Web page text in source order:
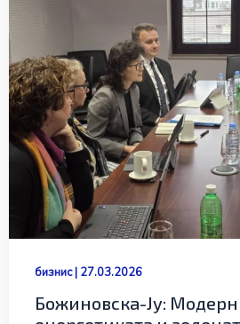
бизнис| 27.03.2026
Божиновска-Ју: